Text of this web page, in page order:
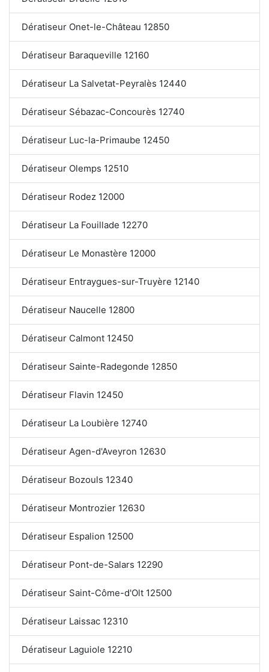
Dératiseur Onet-le-Château 12850
Dératiseur Baraqueville 12160
Dératiseur La Salvetat-Peyralès 12440
Dératiseur Sébazac-Concourès 12740
Dératiseur Luc-la-Primaube 12450
Dératiseur Olemps 12510
Dératiseur Rodez 12000
Dératiseur La Fouillade 12270
Dératiseur Le Monastère 12000
Dératiseur Entraygues-sur-Truyère 12140
Dératiseur Naucelle 12800
Dératiseur Calmont 12450
Dératiseur Sainte-Radegonde 12850
Dératiseur Flavin 12450
Dératiseur La Loubière 12740
Dératiseur Agen-d'Aveyron 12630
Dératiseur Bozouls 12340
Dératiseur Montrozier 12630
Dératiseur Espalion 12500
Dératiseur Pont-de-Salars 12290
Dératiseur Saint-Côme-d'Olt 12500
Dératiseur Laissac 12310
Dératiseur Laguiole 12210